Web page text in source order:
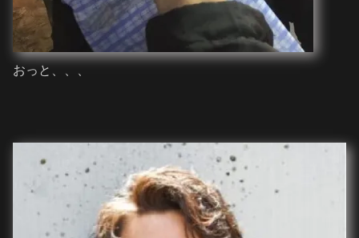
おっと、、、